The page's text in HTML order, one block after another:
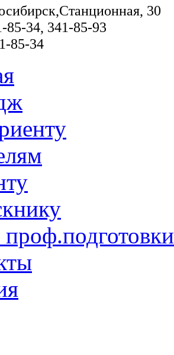
30
85-34, 341-85-93
85-34